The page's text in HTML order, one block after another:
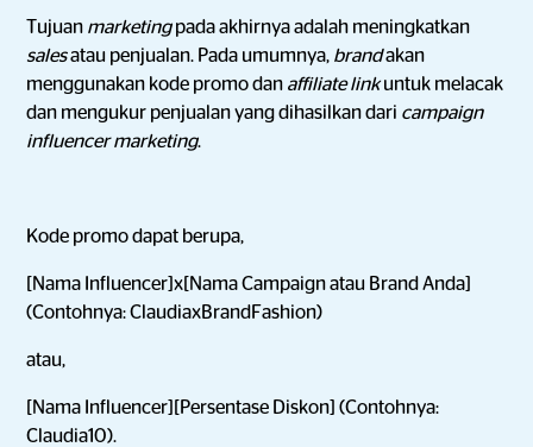
Tujuan marketingpada akhirnya adalah meningkatkan
salesatau penjualan. Pada umumnya, brandakan
menggunakan kode promo dan affiliate linkuntuk melacak
dan mengukur penjualan yang dihasilkan dari campaign
influencer marketing.
Kode promo dapat berupa,
[Nama Influencer]x[Nama Campaign atau Brand Anda]
(Contohnya: ClaudiaxBrandFashion)
atau,
[Nama Influencer][Persentase Diskon] (Contohnya:
Claudia10).